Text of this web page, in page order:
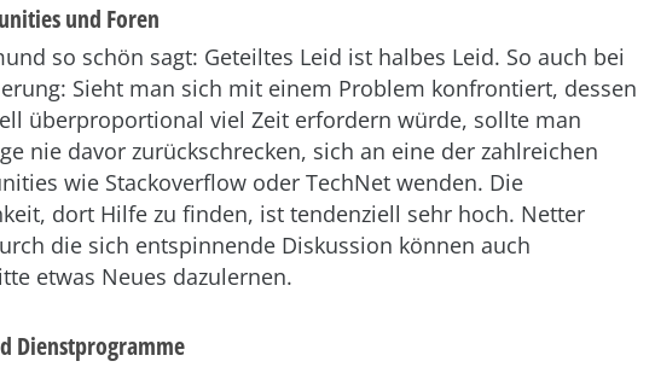
und Foren
so schön sagt: Geteiltes Leid ist halbes Leid. So auch bei
Sieht man sich mit einem Problem konfrontiert, dessen
überproportional viel Zeit erfordern würde, sollte man
nie davor zurückschrecken, sich an eine der zahlreichen
wie Stackoverflow oder TechNet wenden. Die
dort Hilfe zu finden, ist tendenziell sehr hoch. Netter
die sich entspinnende Diskussion können auch
etwas Neues dazulernen.
Dienstprogramme